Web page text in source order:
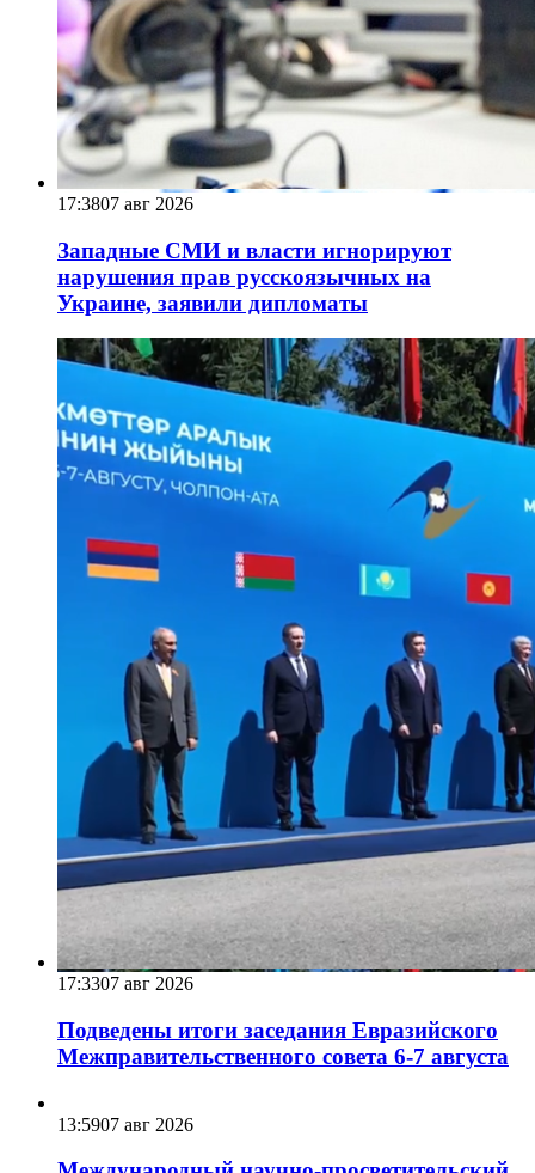
17:3807 авг 2026
Западные СМИ и власти игнорируют
нарушения прав русскоязычных на
Украине, заявили дипломаты
17:3307 авг 2026
Подведены итоги заседания Евразийского
Межправительственного совета 6-7 августа
13:5907 авг 2026